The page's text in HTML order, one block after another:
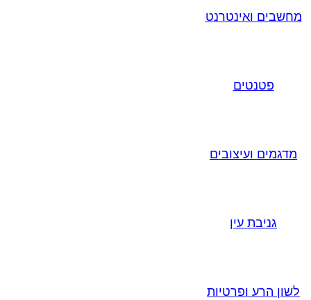
מחשבים ואינטרנט
פטנטים
מדגמים ועיצובים
גניבת עין
לשון הרע ופרטיות